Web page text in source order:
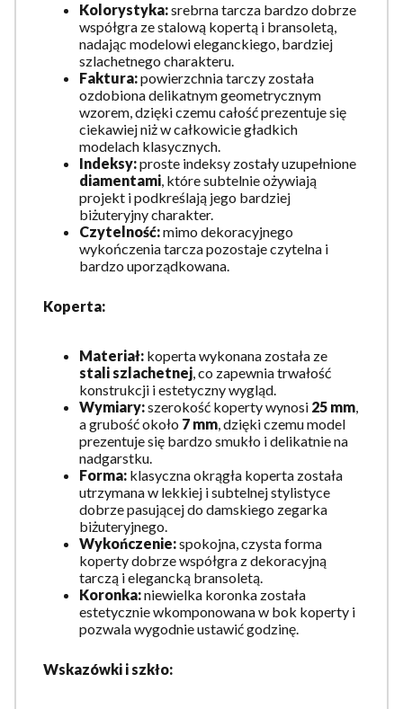
Kolorystyka:srebrna tarcza bardzo dobrze
współgra ze stalową kopertą i bransoletą,
nadając modelowi eleganckiego, bardziej
szlachetnego charakteru.
Faktura:powierzchnia tarczy została
ozdobiona delikatnym geometrycznym
wzorem, dzięki czemu całość prezentuje się
ciekawiej niż w całkowicie gładkich
modelach klasycznych.
Indeksy:proste indeksy zostały uzupełnione
diamentami, które subtelnie ożywiają
projekt i podkreślają jego bardziej
biżuteryjny charakter.
Czytelność:mimo dekoracyjnego
wykończenia tarcza pozostaje czytelna i
bardzo uporządkowana.
Koperta:
Materiał: koperta wykonana została ze
stali szlachetnej, co zapewnia trwałość
konstrukcji i estetyczny wygląd.
Wymiary:szerokość koperty wynosi 25 mm,
a grubość około 7 mm, dzięki czemu model
prezentuje się bardzo smukło i delikatnie na
nadgarstku.
Forma: klasyczna okrągła koperta została
utrzymana w lekkiej i subtelnej stylistyce
dobrze pasującej do damskiego zegarka
biżuteryjnego.
Wykończenie:spokojna, czysta forma
koperty dobrze współgra z dekoracyjną
tarczą i elegancką bransoletą.
Koronka:niewielka koronka została
estetycznie wkomponowana w bok koperty i
pozwala wygodnie ustawić godzinę.
Wskazówki i szkło: